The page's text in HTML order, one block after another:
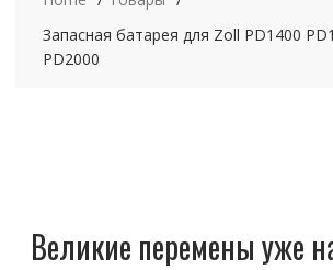
Запасная батарея для Zoll PD1400
PD2000
Великие перемены уже